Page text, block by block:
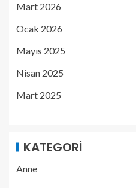
Mart 2026
Ocak 2026
Mayıs 2025
Nisan 2025
Mart 2025
KATEGORI
Anne